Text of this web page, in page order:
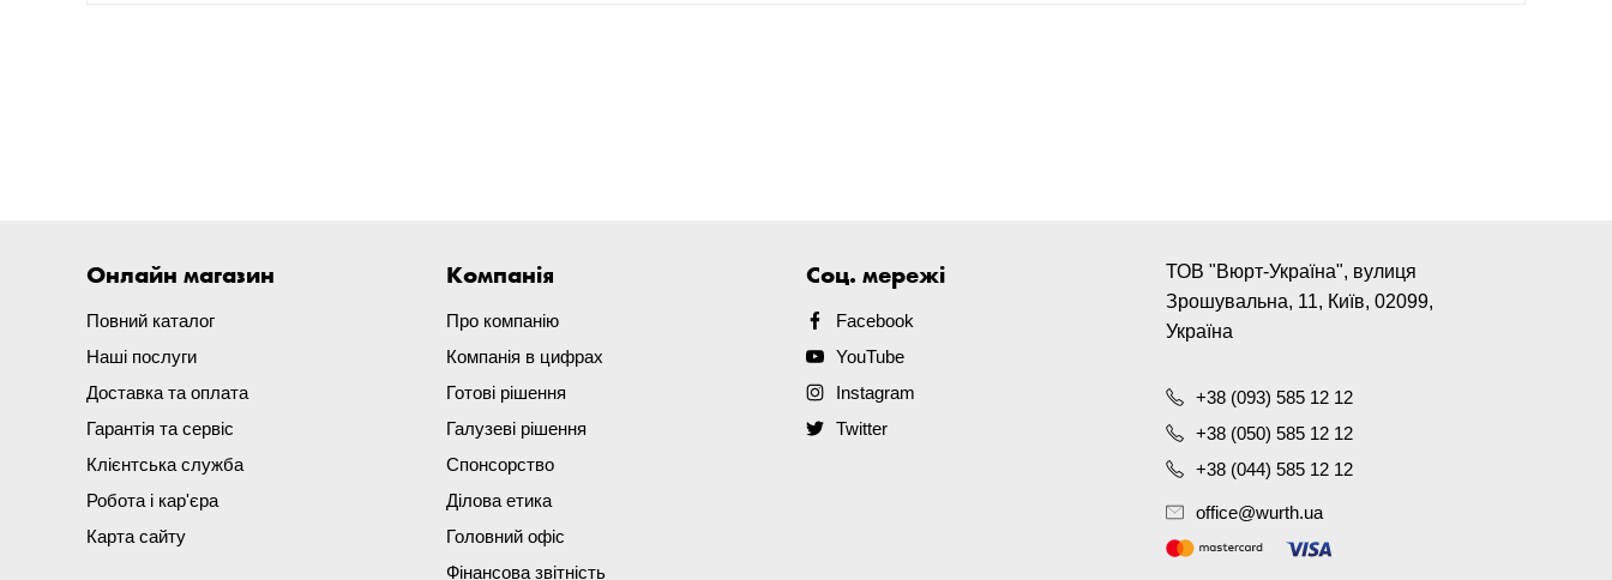
Онлайн магазин
Повний каталог
Наші послуги
Доставка та оплата
Гарантія та сервіс
Клієнтська служба
Робота і кар'єра
Карта сайту
Компанія
Про компанію
Компанія в цифрах
Готові рішення
Галузеві рішення
Спонсорство
Ділова етика
Головний офіс
Фінансова звітність
Соц. мережі
Facebook
YouTube
Instagram
Twitter
ТОВ "Вюрт-Україна", вулиця
Зрошувальна, 11, Київ, 02099,
Україна
+38 (093) 585 12 12
+38 (050) 585 12 12
+38 (044) 585 12 12
office@wurth.ua